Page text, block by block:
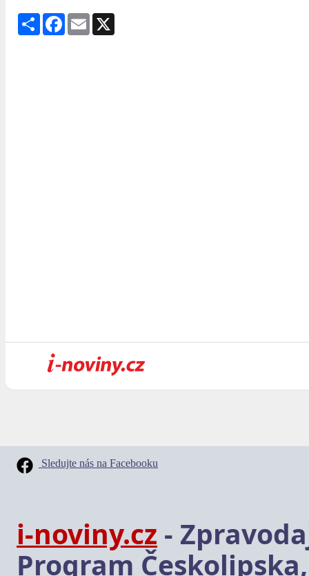
Share Facebook
Email
Sledujte nás na Facebooku
i-noviny.cz -
Program